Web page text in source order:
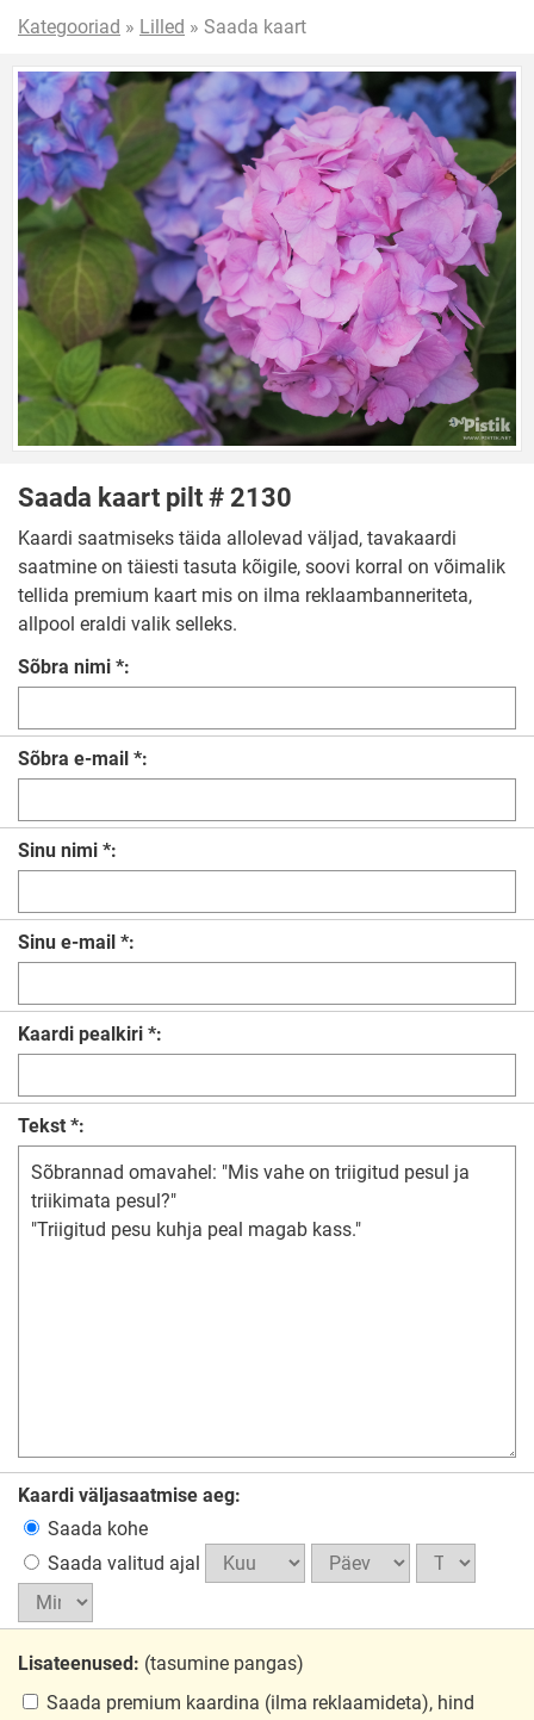
Kategooriad » Lilled » Saada kaart
Saada kaart pilt # 2130
Kaardi saatmiseks täida allolevad väljad, tavakaardi
saatmine on täiesti tasuta kõigile, soovi korral on võimalik
tellida premium kaart mis on ilma reklaambanneriteta,
allpool eraldi valik selleks.
Sõbra nimi *:
Sõbra e-mail *:
Sinu nimi *:
Sinu e-mail *:
Kaardi pealkiri *:
Tekst *:
Kaardi väljasaatmise aeg:
Saada kohe
Saada valitud ajal
Lisateenused: (tasumine pangas)
Saada premium kaardina (ilma reklaamideta), hind